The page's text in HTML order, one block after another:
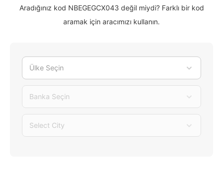
Aradığınız kod NBEGEGCX043 değil miydi? Farklı bir kod
aramak için aracımızı kullanın.
Ülke Seçin
Banka Seçin
Select City